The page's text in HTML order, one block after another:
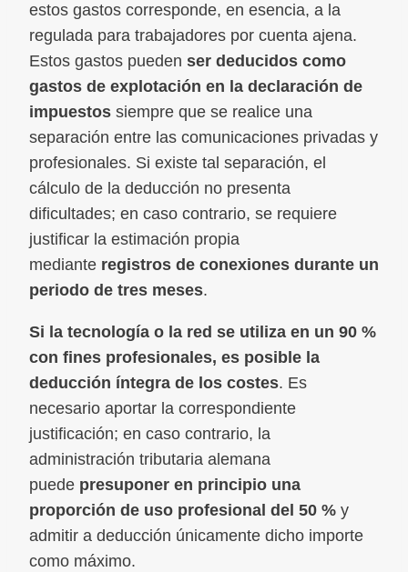
estos gastos corresponde, en esencia, a la
regulada para trabajadores por cuenta ajena.
Estos gastos pueden ser deducidos como
gastos de explotación en la declaración de
impuestos siempre que se realice una
separación entre las comunicaciones privadas y
profesionales. Si existe tal separación, el
cálculo de la deducción no presenta
dificultades; en caso contrario, se requiere
justificar la estimación propia
mediante registros de conexiones durante un
periodo de tres meses.
Si la tecnología o la red se utiliza en un 90 %
con fines profesionales, es posible la
deducción íntegra de los costes. Es
necesario aportar la correspondiente
justificación; en caso contrario, la
administración tributaria alemana
puede presuponer en principio una
proporción de uso profesional del 50 % y
admitir a deducción únicamente dicho importe
como máximo.